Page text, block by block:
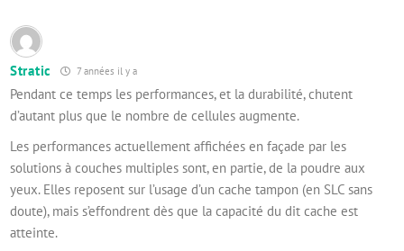
Stratic 7 années il y a
Pendant ce temps les performances, et la durabilité, chutent
d’autant plus que le nombre de cellules augmente.
Les performances actuellement affichées en façade par les
solutions à couches multiples sont, en partie, de la poudre aux
yeux. Elles reposent sur l’usage d’un cache tampon (en SLC sans
doute), mais s’effondrent dès que la capacité du dit cache est
atteinte.